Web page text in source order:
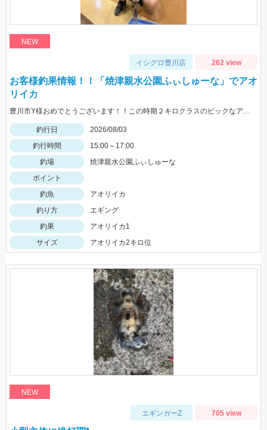
NEW
イシグロ豊川店 262 view
お客様釣果情報！！「焼津親水公園ふぃしゅーな」でアオ
リイカ
豊川市Y様おめでとうございます！！この時期２キロクラスのビックなアオリイカを見事に仕留められました！！ 釣れているのが500ｇクラスの情報だったので、ヒットした瞬間はエイかと思ったそうです。
釣行日
2026/08/03
釣行時間
15:00～17:00
釣場
焼津親水公園ふぃしゅーな
ポイント
釣魚
アオリイカ
釣り方
エギング
釣果
アオリイカ1
サイズ
アオリイカ2キロ位
NEW
エギンガーZ 705 view